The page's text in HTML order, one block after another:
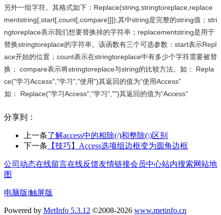
另外一组字符。其格式如下：Replace(string,stringtoreplace,replace
mentstring[,start[,count[,compare]]]);其中string是完整的string值；stri
ngtoreplace表示我们想要替换掉的字符串；replacementstring是用于
替换stringtoreplace的字符串。该函数有三个可选参数：start表示Repl
ace开始的位置；count表示在stringtoreplace中有多少个字符需要被替
换； compare表示将stringtoreplace与string的比较方法。如： Repla
ce("学习Access","学习","使用")其返回的值为“使用Access”
如： Replace("学习Access","学习","")其返回的值为“Access”
分享到：
上一条了解access中的相除(/)和整除(\)区别
下一条 【技巧】Access选项组边框变为圆角边框
公司动态在线留言在线反馈友情链接会员中心站内搜索网站地
图
电脑版|触屏版
Powered by MetInfo 5.3.12 ©2008-2026 www.metinfo.cn